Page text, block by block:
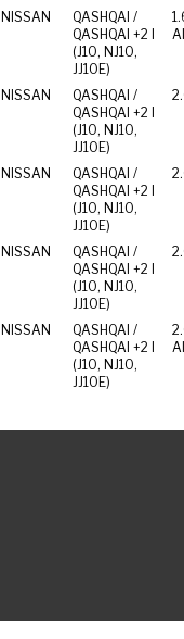
NISSAN
QASHQAI /
QASHQAI +2 I
(J10, NJ10,
JJ10E)
NISSAN
QASHQAI /
QASHQAI +2 I
(J10, NJ10,
JJ10E)
NISSAN
QASHQAI /
QASHQAI +2 I
(J10, NJ10,
JJ10E)
NISSAN
QASHQAI /
QASHQAI +2 I
(J10, NJ10,
JJ10E)
NISSAN
QASHQAI /
QASHQAI +2 I
(J10, NJ10,
JJ10E)